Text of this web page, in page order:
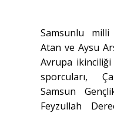
Samsunlu
Atan ve Aysu
Avrupa ikinciliği
sporcuları,
Samsun
Feyzullah